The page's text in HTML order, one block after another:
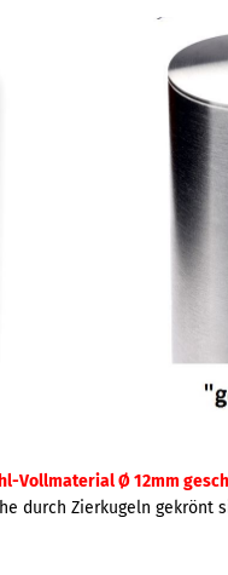
Vollmaterial Ø 12mm
durch Zierkugeln